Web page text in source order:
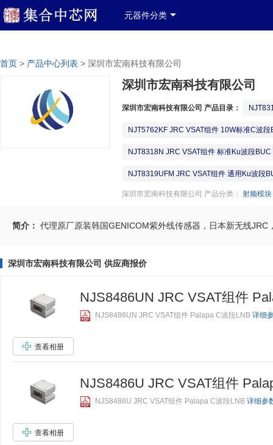
元器件分类
产品分类 产品列表 中文简体 登录 免费注册
首页 > 产品中心列表 > 深圳市宏南科技有限公司
深圳市宏南科技有限公司
深圳市宏南科技有限公司 产品目录：
NJT5762KF JRC VSAT组件 10W标准C波段
NJT8318N JRC VSAT组件 标准Ku波段BUC
NJT8319UFM JRC VSAT组件 通用Ku波段
深圳市宏南科技有限公司 产品分类： 射频模块
简介： 代理原厂原装韩国GENICOM紫外线传感器，日本新无线
深圳市宏南科技有限公司 供应商报价
查看相册
NJS8486UN JRC VSAT组件
NJS8486UN JRC VSAT组件 Palapa C波段LNB 详细
查看相册
NJS8486U JRC VSAT组件
NJS8486U JRC VSAT组件 Palapa C波段LNB 详细参